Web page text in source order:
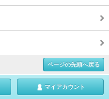
ページの先頭へ戻る
マイアカウント